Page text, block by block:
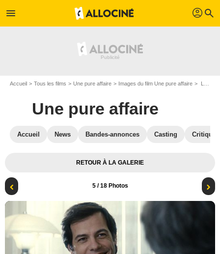
menu profil search
Accueil Tous les films Une pure affaire Images du film Une pure affaire Laurent Lafitte
Une pure affaire
Accueil News Bandes-annonces Casting
RETOUR À LA GALERIE
5/ 18 Photos